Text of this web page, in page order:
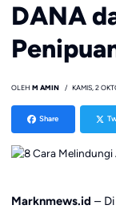
DANA
OLEH M AMIN KAMIS, 2
Share
Marknmews.id –